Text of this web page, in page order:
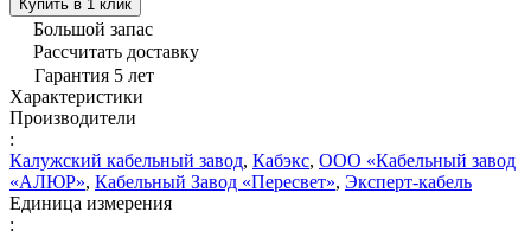
Купить в 1 клик
Большой запас
Рассчитать доставку
Гарантия 5 лет
Характеристики
Производители
:
Калужский кабельный завод, Кабэкс, ООО «Кабельный завод
«АЛЮР», Кабельный Завод «Пересвет», Эксперт-кабель
Единица измерения
: